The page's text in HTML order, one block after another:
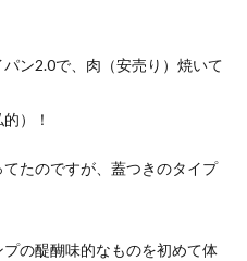
ン2.0で、肉（安売り）焼いて
）！
たのですが、蓋つきのタイプ
の醍醐味的なものを初めて体